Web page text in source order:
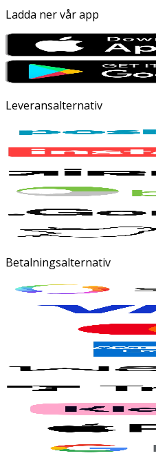
Ladda ner vår app
Leveransalternativ
Betalningsalternativ